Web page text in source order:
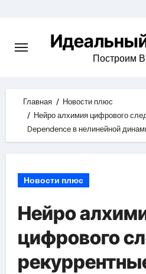
content
Построим
Главная
Новости плюс
Нейро алхимия цифрового
Dependence в нелинейной
Новости плюс
Нейро
цифрового